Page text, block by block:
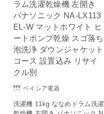
ベイシア電器
洗濯機 11kg ななめドラム洗濯